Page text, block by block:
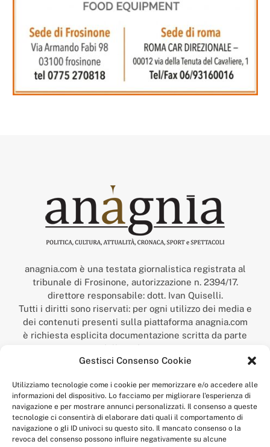
Gestisci Consenso Cookie
Utilizziamo tecnologie come i cookie per memorizzare e/o accedere alle
informazioni del dispositivo. Lo facciamo per migliorare l'esperienza di
navigazione e per mostrare annunci personalizzati. Il consenso a queste
tecnologie ci consentirà di elaborare dati quali il comportamento di
navigazione o gli ID univoci su questo sito. Il mancato consenso o la
revoca del consenso possono influire negativamente su alcune
anagnia.com è una testata giornalistica registrata al
tribunale di Frosinone, autorizzazione n. 2394/17.
direttore responsabile: dott. Ivan Quiselli.
Tutti i diritti sono riservati: per ogni utilizzo dei media e
dei contenuti presenti sulla piattaforma anagnia.com
è richiesta esplicita documentazione scritta da parte
della redazione.
“Anagnia” è un marchio registrato presso l’Ufficio Italiano
Economico,
num. registrazione: 302017000014044 del 9 febbraio 2017.
Per contatti:redazione@anagnia.com